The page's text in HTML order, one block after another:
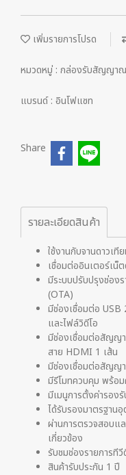
เพิ่มรายการโปรด
หมวดหมู่ : กล่องรับสัญญาณ
แบรนด์ : อินโฟแซท
Share
รายละเอียดสินค้า
ใช้งานกับจานดาวเ
เชื่อมต่ออินเตอร์เน็
มีระบบปรับปรุงช่อง
(OTA)
มีช่องเชื่อมต่อ USB
และไฟล์วิดีโอ
มีช่องเชื่อมต่อสัญญ
สาย HDMI 1 เส้น
มีช่องเชื่อมต่อสัญญ
มีรีโมทควบคุม พร้อม
มีเมนูการตั้งค่ารองรั
ได้รับรองมาตรฐาน
ผ่านการตรวจสอบแ
เกี่ยวข้อง
รับชมช่องรายการที
สินค้ารับประกัน 1 ปี